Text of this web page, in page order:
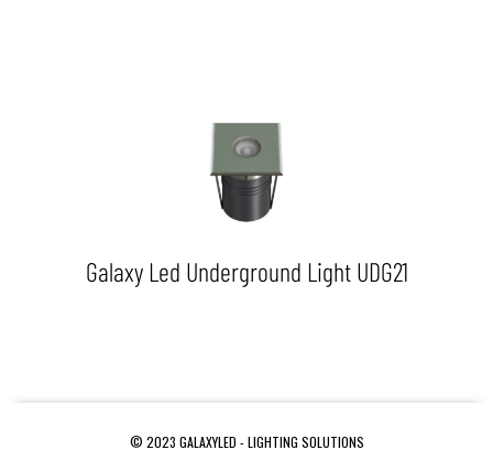
Galaxy Led Underground Light UDG21
© 2023 GALAXYLED - LIGHTING SOLUTIONS